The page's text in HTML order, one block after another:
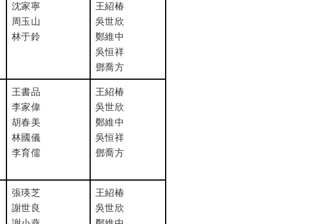
沈家寧
周玉山
林于鈴
王紹椿
吳世欣
鄭維中
吳恒祥
鄧喬方
王書品
李家偉
胡春美
林國儀
李育儒
王紹椿
吳世欣
鄭維中
吳恒祥
鄧喬方
張瑛芝
謝世良
王紹椿
吳世欣